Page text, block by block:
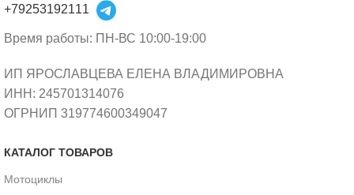
+79253192111
Время работы: ПН-ВС 10:00-19:00
ИП ЯРОСЛАВЦЕВА ЕЛЕНА ВЛАДИМИРОВНА
ИНН: 245701314076
ОГРНИП 319774600349047
КАТАЛОГ ТОВАРОВ
Мотоциклы